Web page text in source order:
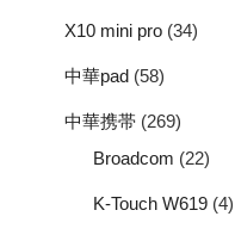
X10 mini pro (34)
中華pad (58)
中華携帯 (269)
Broadcom (22)
K-Touch W619 (4)